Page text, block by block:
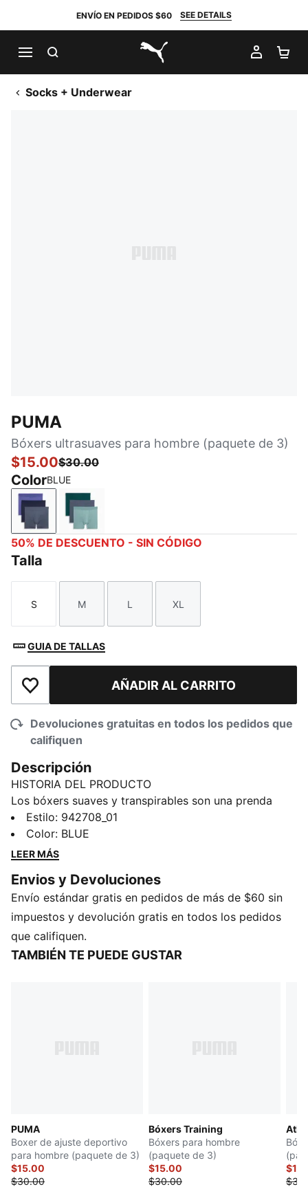
ENVÍO EN PEDIDOS $60 SEE DETAILS
PUMA.com
MI
Socks + Underwear
PUMA
Bóxers ultrasuaves para hombre (paquete de 3)
$15.00$30.00
ColorBLUE
BLUE
MEDIUM GREEN
50% DE DESCUENTO - SIN CÓDIGO
Talla
Talla
S
Talla
M
Talla
L
Talla
XL
GUIA DE TALLAS
Añadir a la lista de deseosAÑADIR AL CARRITO
Devoluciones gratuitas en todos los pedidos que
califiquen
Descripción
HISTORIA DEL PRODUCTO
Los bóxers suaves y transpirables son una prenda
imprescindible en cualquier armario. Agrega un poco
de la clásica marca PUMA a la mezcla y tendrás tus
próximos calzoncillos bóxer favoritos.
95 % poliéster reciclado, 5 % elastano
Pack de tres
Detalles de la marca PUMA
Estilo: 942708_01
Color: BLUE
LEER MÁS
Envios y Devoluciones
Envío estándar gratis en pedidos de más de $60 sin
impuestos y devolución gratis en todos los pedidos
que califiquen.
TAMBIÉN TE PUEDE GUSTAR
PUMA
Boxer de ajuste deportivo
para hombre (paquete de 3)
$15.00
$30.00
Bóxers Training
Bóxers para hombre
(paquete de 3)
$15.00
$30.00